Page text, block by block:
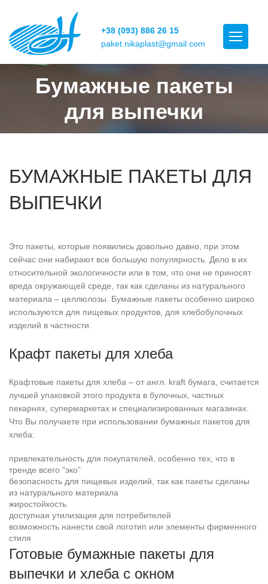
+38 (093) 886 26 15
paket.nikaplast@gmail.com
Бумажные пакеты
для выпечки
БУМАЖНЫЕ ПАКЕТЫ ДЛЯ
ВЫПЕЧКИ
Это пакеты, которые появились довольно давно, при этом
сейчас они набирают все большую популярность. Дело в их
относительной экологичности или в том, что они не приносят
вреда окружающей среде, так как сделаны из натурального
материала – целлюлозы. Бумажные пакеты особенно широко
используются для пищевых продуктов, для хлебобулочных
изделий в частности.
Крафт пакеты для хлеба
Крафтовые пакеты для хлеба – от англ. kraft бумага, считается
лучшей упаковкой этого продукта в булочных, частных
пекарнях, супермаркетах и специализированных магазинах.
Что Вы получаете при использовании бумажных пакетов для
хлеба:
привлекательность для покупателей, особенно тех, что в
тренде всего “эко”
безопасность для пищевых изделий, так как пакеты сделаны
из натурального материала
жиростойкость
доступная утилизация для потребителей
возможность нанести свой логотип или элементы фирменного
стиля
Готовые бумажные пакеты для
выпечки и хлеба с окном